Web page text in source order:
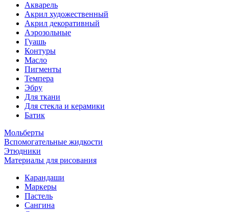
Акварель
Акрил художественный
Акрил декоративный
Аэрозольные
Гуашь
Контуры
Масло
Пигменты
Темпера
Эбру
Для ткани
Для стекла и керамики
Батик
Мольберты
Вспомогательные жидкости
Этюдники
Материалы для рисования
Карандаши
Маркеры
Пастель
Сангина